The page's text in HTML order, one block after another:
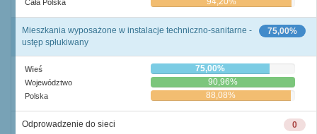
Cała Polska
75,00%
Mieszkania wyposażone w instalacje techniczno-sanitarne -
ustęp spłukiwany
Wieś 75,00%
Województwo 90,96%
Polska 88,08%
0
Odprowadzenie do sieci